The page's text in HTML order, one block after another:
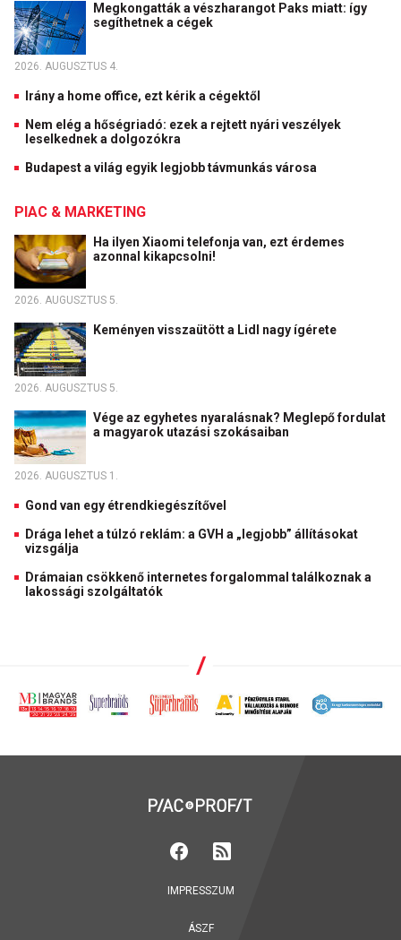
Megkongatták a vészharangot Paks miatt: így
segíthetnek a cégek
2026. AUGUSZTUS 4.
Irány a home office, ezt kérik a cégektől
Nem elég a hőségriadó: ezek a rejtett nyári veszélyek
leselkednek a dolgozókra
Budapest a világ egyik legjobb távmunkás városa
PIAC & MARKETING
Ha ilyen Xiaomi telefonja van, ezt érdemes
azonnal kikapcsolni!
2026. AUGUSZTUS 5.
Keményen visszaütött a Lidl nagy ígérete
2026. AUGUSZTUS 5.
Vége az egyhetes nyaralásnak? Meglepő fordulat
a magyarok utazási szokásaiban
2026. AUGUSZTUS 1.
Gond van egy étrendkiegészítővel
Drága lehet a túlzó reklám: a GVH a „legjobb” állításokat
vizsgálja
Drámaian csökkenő internetes forgalommal találkoznak a
lakossági szolgáltatók
IMPRESSZUM
ÁSZF